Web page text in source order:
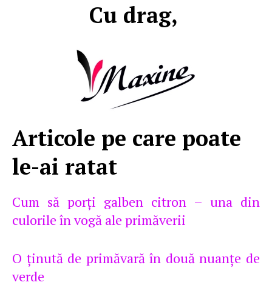
Cu drag,
Articole pe care poate
le-ai ratat
Cum să porţi galben citron – una din
culorile în vogă ale primăverii
O ţinută de primăvară în două nuanţe de
verde